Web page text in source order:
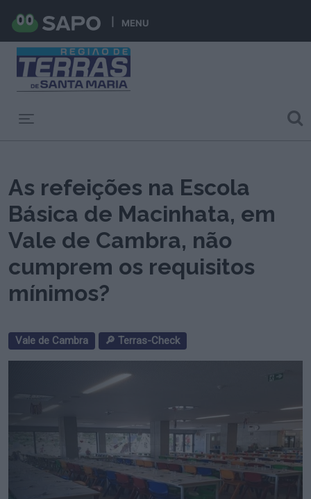
MENU
As refeições na Escola
Básica de Macinhata, em
Vale de Cambra, não
cumprem os requisitos
mínimos?
Vale de Cambra 🔎 Terras-Check